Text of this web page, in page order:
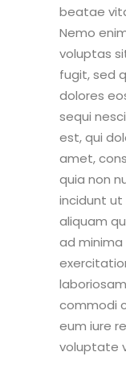
beatae
Nemo
voluptas
fugit, sed
dolores
sequi
est, qui
amet,
quia non
incidunt
aliquam
ad minima
commodi
eum iure
voluptate